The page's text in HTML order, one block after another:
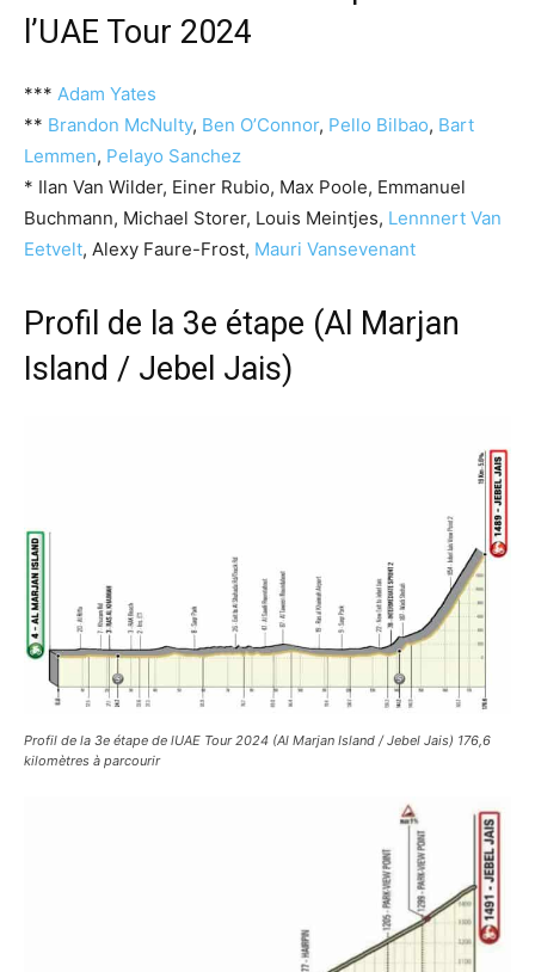
l’UAE Tour 2024
*** Adam Yates
** Brandon McNulty, Ben O’Connor, Pello Bilbao, Bart
Lemmen, Pelayo Sanchez
* Ilan Van Wilder, Einer Rubio, Max Poole, Emmanuel
Buchmann, Michael Storer, Louis Meintjes, Lennnert Van
Eetvelt, Alexy Faure-Frost, Mauri Vansevenant
Profil de la 3e étape (Al Marjan
Island / Jebel Jais)
Profil de la 3e étape de lUAE Tour 2024 (Al Marjan Island / Jebel Jais) 176,6
kilomètres à parcourir